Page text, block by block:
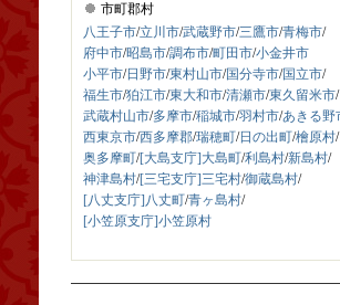
市町郡村
八王子市/立川市/武蔵野市/三鷹市/青梅市/
府中市/昭島市/調布市/町田市/小金井市
小平市/日野市/東村山市/国分寺市/国立市/
福生市/狛江市/東大和市/清瀬市/東久留米市/
武蔵村山市/多摩市/稲城市/羽村市/あきる野
西東京市/西多摩郡/瑞穂町/日の出町/檜原村/
奥多摩町/[大島支庁]大島町/利島村/新島村/
神津島村/[三宅支庁]三宅村/御蔵島村/
[八丈支庁]八丈町/青ヶ島村/
[小笠原支庁]小笠原村